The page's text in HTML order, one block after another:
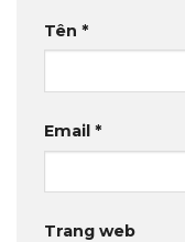
Tên *
Email *
Trang web